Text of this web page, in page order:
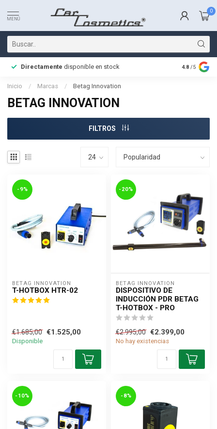
MENÚ
0
Directamente disponible en stock Entrega
4.8 /5
Inicio / Marcas / Betag Innovation
BETAG INNOVATION
FILTROS
-9%
BETAG INNOVATION
T-HOTBOX HTR-02
€1.685,00 €1.525,00
Disponible
-20%
BETAG INNOVATION
DISPOSITIVO DE
INDUCCIÓN PDR BETAG
T-HOTBOX - PRO
€2.995,00 €2.399,00
No hay existencias
-10% -8%